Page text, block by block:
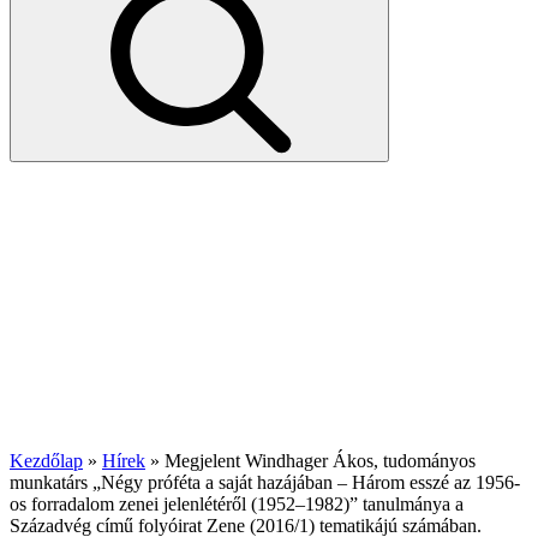
Kezdőlap » Hírek » Megjelent Windhager Ákos, tudományos
munkatárs „Négy próféta a saját hazájában – Három esszé az 1956-
os forradalom zenei jelenlétéről (1952–1982)” tanulmánya a
Századvég című folyóirat Zene (2016/1) tematikájú számában.